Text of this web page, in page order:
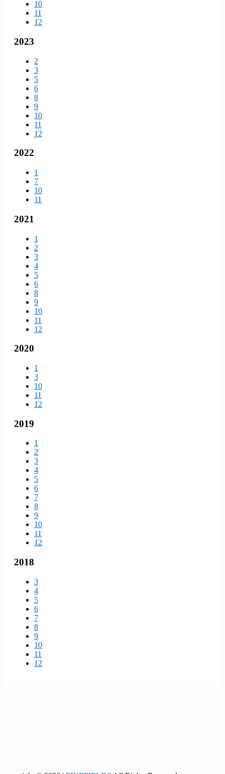
10
11
12
2023
2
3
5
6
8
9
10
11
12
2022
1
7
10
11
2021
1
2
3
4
5
6
8
9
10
11
12
2020
1
3
10
11
12
2019
1
2
3
4
5
6
7
8
9
10
11
12
2018
3
4
5
6
7
8
9
10
11
12